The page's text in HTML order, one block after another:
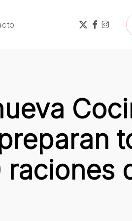
x-
twitter
facebook
raciones